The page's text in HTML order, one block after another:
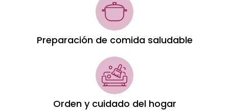
Preparación de comida saludable
Orden y cuidado del hogar